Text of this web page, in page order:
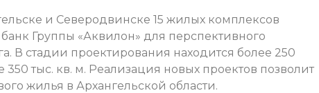
и Северодвинске 15 жилых комплексов
Группы «Аквилон» для перспективного
В стадии проектирования находится более 250
тыс. кв. м. Реализация новых проектов позволит
жилья в Архангельской области.